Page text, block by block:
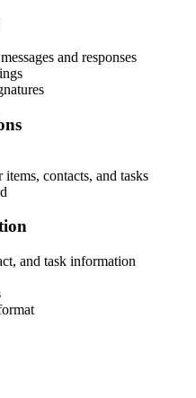
and responses
items, contacts, and tasks
and task information